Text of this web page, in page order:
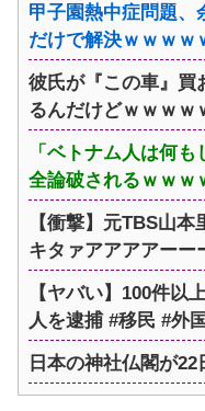
甲子園熱中症問題、
だけで解決ｗｗｗｗ
彼氏が『この車』買
るんだけどｗｗｗｗ
「ベトナム人は何
全論破されるｗｗｗ
【衝撃】元TBS山本
キタァアアアアーー
【ヤバい】100件以
人を逮捕 #移民 #外
日本の神社仏閣が22